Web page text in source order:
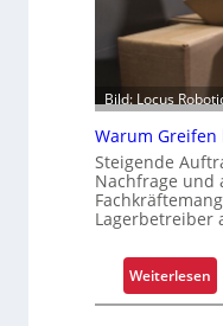
Bild: Locus
Warum Greifen
Steigende
Nachfrage und
Lagerbetreiber
Weiterlesen:
W